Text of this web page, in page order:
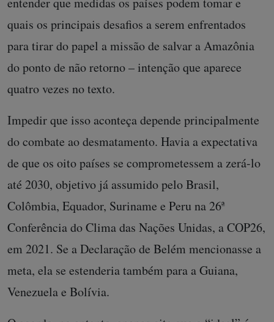
quais os principais desafios a serem enfrentados
para tirar do papel a missão de salvar a Amazônia
do ponto de não retorno – intenção que aparece
quatro vezes no texto.
Impedir que isso aconteça depende principalmente
do combate ao desmatamento. Havia a expectativa
de que os oito países se comprometessem a zerá-lo
até 2030, objetivo já assumido pelo Brasil,
Colômbia, Equador, Suriname e Peru na 26ª
Conferência do Clima das Nações Unidas, a COP26,
em 2021. Se a Declaração de Belém mencionasse a
meta, ela se estenderia também para a Guiana,
Venezuela e Bolívia.